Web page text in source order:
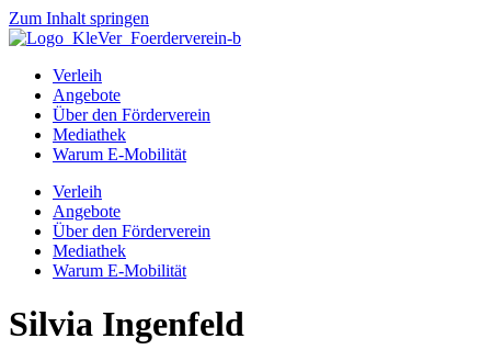
Zum Inhalt springen
Verleih
Angebote
Über den Förderverein
Mediathek
Warum E-Mobilität
Verleih
Angebote
Über den Förderverein
Mediathek
Warum E-Mobilität
Silvia Ingenfeld